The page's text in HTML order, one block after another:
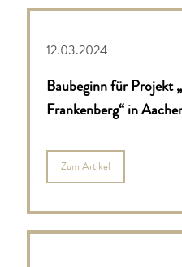
12.03.2024
Baubeginn für Projekt
Frankenberg“ in
Zum Artikel